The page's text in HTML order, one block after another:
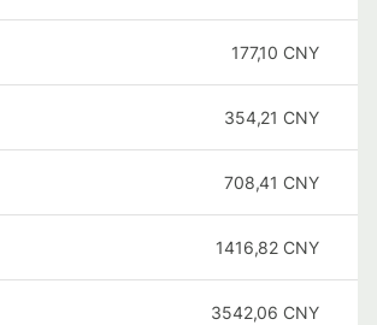
177,10 CNY
354,21 CNY
708,41 CNY
1416,82 CNY
3542,06 CNY